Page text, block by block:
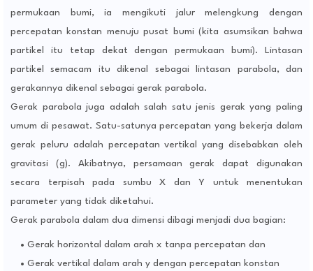
permukaan bumi, ia mengikuti jalur melengkung dengan
percepatan konstan menuju pusat bumi (kita asumsikan bahwa
partikel itu tetap dekat dengan permukaan bumi). Lintasan
partikel semacam itu dikenal sebagai lintasan parabola, dan
gerakannya dikenal sebagai gerak parabola.
Gerak parabola juga adalah salah satu jenis gerak yang paling
umum di pesawat. Satu-satunya percepatan yang bekerja dalam
gerak peluru adalah percepatan vertikal yang disebabkan oleh
gravitasi (g). Akibatnya, persamaan gerak dapat digunakan
secara terpisah pada sumbu X dan Y untuk menentukan
parameter yang tidak diketahui.
Gerak parabola dalam dua dimensi dibagi menjadi dua bagian:
Gerak horizontal dalam arah x tanpa percepatan dan
Gerak vertikal dalam arah y dengan percepatan konstan